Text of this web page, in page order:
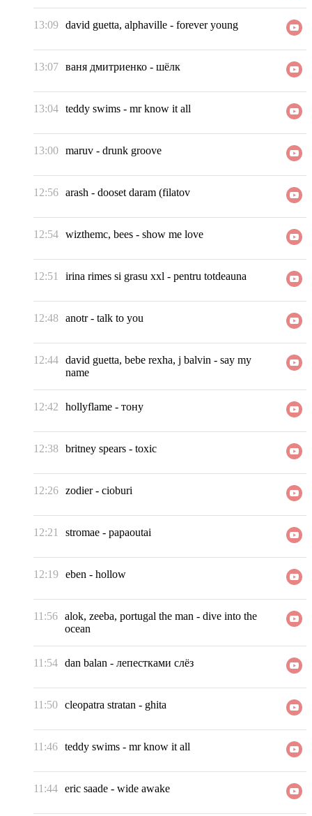
13:09 david guetta, alphaville - forever young
13:07 ваня дмитриенко - шёлк
13:04 teddy swims - mr know it all
13:00 maruv - drunk groove
12:56 arash - dooset daram (filatov
12:54 wizthemc, bees - show me love
12:51 irina rimes si grasu xxl - pentru totdeauna
12:48 anotr- talk to you
12:44 david guetta, bebe rexha, j balvin - say my
name
12:42 hollyflame - тону
12:38 britney spears - toxic
12:26 zodier- cioburi
12:21 stromae - papaoutai
12:19 eben - hollow
11:56 alok, zeeba, portugal the man - dive into the
ocean
11:54 dan balan - лепестками слёз
11:50 cleopatra stratan - ghita
11:46 teddy swims - mr know it all
11:44 eric saade - wide awake